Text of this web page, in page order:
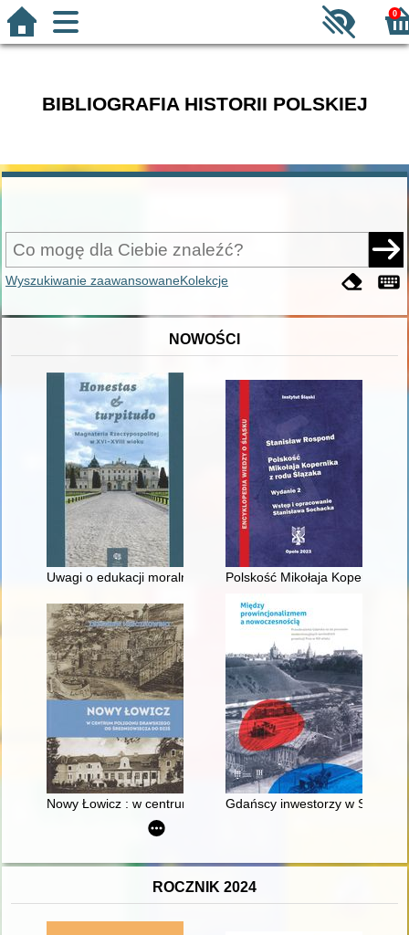
0
BIBLIOGRAFIA HISTORII POLSKIEJ
Wyszukiwanie zaawansowaneKolekcje
NOWOŚCI
Uwagi o edukacji moralnej synów szlacheckich w XVI-
Polskość Mikołaja Kopernika z
Nowy Łowicz : w centrum poligonu drawskiego od
Gdańscy inwestorzy w
ROCZNIK 2024